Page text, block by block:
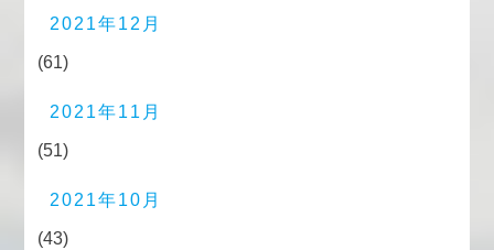
2021年12月
(61)
2021年11月
(51)
2021年10月
(43)